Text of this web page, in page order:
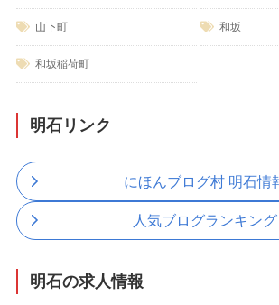
山下町 和坂
和坂稲荷町
明石リンク
にほんブログ村 明石情
人気ブログランキング
明石の求人情報